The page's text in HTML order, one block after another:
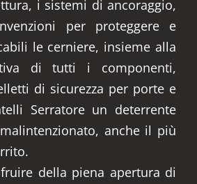
i sistemi di ancoraggio,
per proteggere e
le cerniere, insieme alla
di tutti i componenti,
di sicurezza per porte e
Serratore un deterrente
anche il più
della piena apertura di